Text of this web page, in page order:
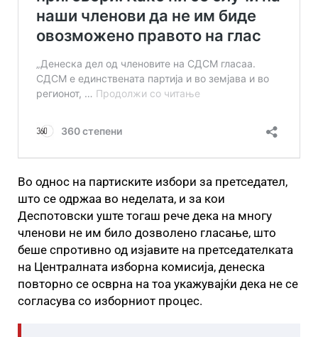
Во однос на партиските избори за претседател,
што се одржаа во неделата, и за кои
Деспотовски уште тогаш рече дека на многу
членови не им било дозволено гласање, што
беше спротивно од изјавите на претседателката
на Централната изборна комисија, денеска
повторно се осврна на тоа укажувајќи дека не се
согласува со изборниот процес.